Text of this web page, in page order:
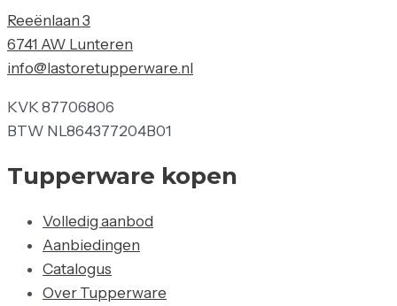
Reeënlaan 3
6741 AW Lunteren
info@lastoretupperware.nl
KVK 87706806
BTW NL864377204B01
Tupperware kopen
Volledig aanbod
Aanbiedingen
Catalogus
Over Tupperware